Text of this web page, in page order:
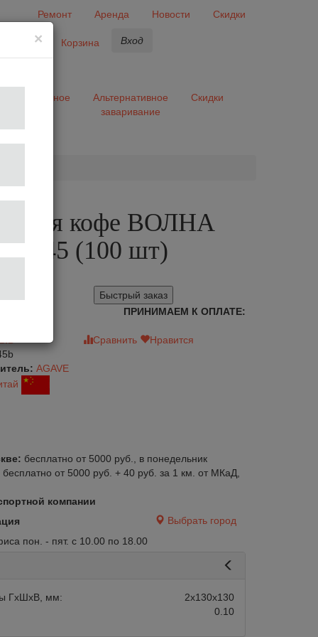
Ремонт Аренда Новости
Скидки
Корзина Вход
Разное
Альтернативное
заваривание
Скидки
для кофе ВОЛНА
45 (100 шт)
Быстрый заказ
ПРИНИМАЕМ К ОПЛАТЕ:
Сравнить
Нравится
AGAVE
бесплатно от 5000 руб., в понедельник
бесплатно от 5000 руб. + 40 руб. за 1 км. от МКаД,
компании
Выбрать город
пон. - пят. с 10.00 по 18.00
ГхШхВ, мм:
2х130х130
0.10
×